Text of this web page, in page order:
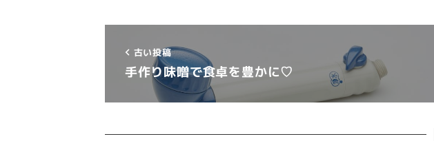
古い投稿
手作り味噌で食卓を豊かに♡